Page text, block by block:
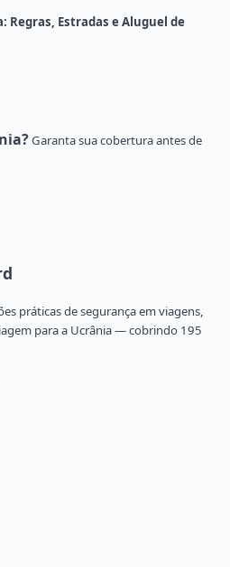
Regras, Estradas e Aluguel de
Garanta sua cobertura antes de
práticas de segurança em viagens,
para a Ucrânia — cobrindo 195